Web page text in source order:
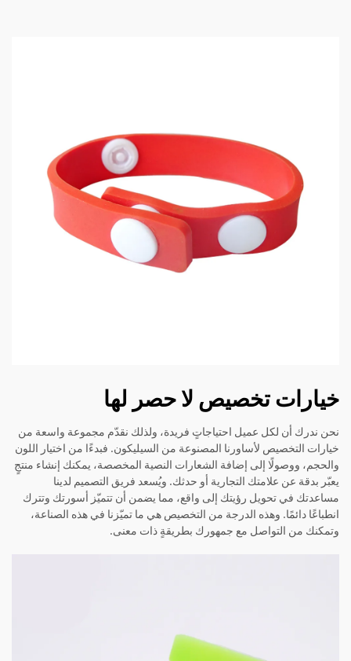
خيارات تخصيص لا حصر لها
نحن ندرك أن لكل عميل احتياجاتٍ فريدة، ولذلك نقدّم مجموعة واسعة من
خيارات التخصيص لأساورنا المصنوعة من السيليكون. فبدءًا من اختيار اللون
والحجم، ووصولًا إلى إضافة الشعارات النصية المخصصة، يمكنك إنشاء منتجٍ
يعبّر بدقة عن علامتك التجارية أو حدثك. ويُسعد فريق التصميم لدينا
مساعدتك في تحويل رؤيتك إلى واقع، مما يضمن أن تتميّز أسورتك وتترك
انطباعًا دائمًا. وهذه الدرجة من التخصيص هي ما تميّزنا في هذه الصناعة،
وتمكنك من التواصل مع جمهورك بطريقةٍ ذات معنى.